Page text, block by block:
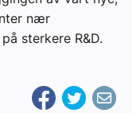
nær
sterkere R&D.